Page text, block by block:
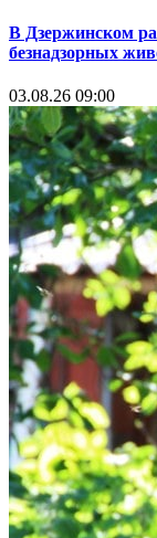
В Дзержинском
безнадзорных
03.08.26 09:00